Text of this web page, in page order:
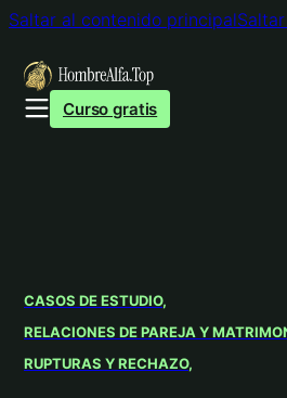
Saltar al contenido principal
Curso gratis
CASOS DE ESTUDIO
RELACIONES DE PAREJA Y
RUPTURAS Y RECHAZO